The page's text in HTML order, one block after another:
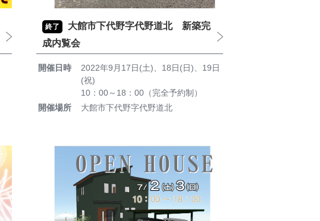
終了
大館市下代野字代野道北 新築完
成内覧会
開催日時
2022年9月17日(土)、18日(日)、19日
(祝)
10：00～18：00（完全予約制）
開催場所
大館市下代野字代野道北